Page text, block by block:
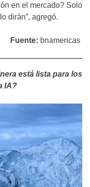
en el mercado? Solo
dirán”, agregó.
Fuente: bnamericas
está lista para los
IA?